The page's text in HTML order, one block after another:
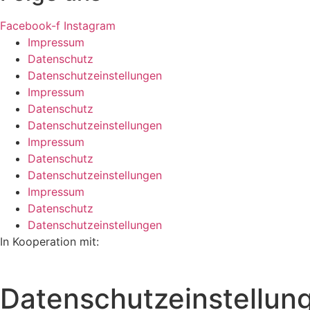
Facebook-f Instagram
Impressum
Datenschutz
Datenschutzeinstellungen
Impressum
Datenschutz
Datenschutzeinstellungen
Impressum
Datenschutz
Datenschutzeinstellungen
Impressum
Datenschutz
Datenschutzeinstellungen
In Kooperation mit: